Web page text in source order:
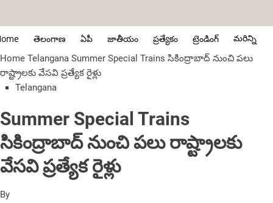
తెలంగాణ ఏపీ జాతీయం ప్రత్యేకం ట్రెండింగ్ మరిన్ని
Home Telangana Summer Special Trains సికింద్రాబాద్‌ నుంచి పలు
రాష్ట్రాలకు వేసవి ప్రత్యేక రైళ్లు
Telangana
Summer Special Trains
సికింద్రాబాద్‌ నుంచి పలు రాష్ట్రాలకు
వేసవి ప్రత్యేక రైళ్లు
By